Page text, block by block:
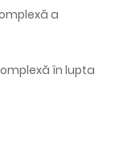
a
complexă în lupta